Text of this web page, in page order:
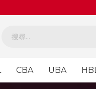
CBA UBA HBL